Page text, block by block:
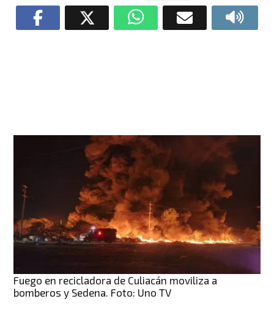
Fuego en recicladora de Culiacán moviliza a
bomberos y Sedena. Foto: Uno TV